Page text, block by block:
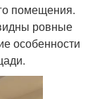
помещения.
ровные
особенности